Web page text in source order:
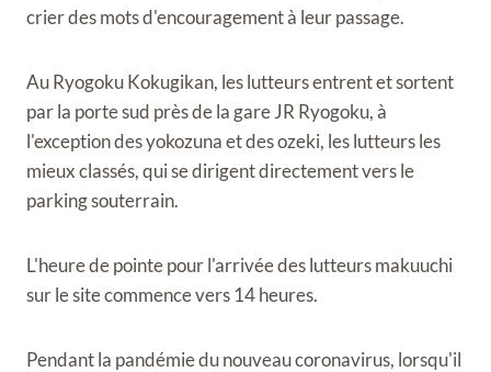
crier des mots d'encouragement à leur passage.
Au Ryogoku Kokugikan, les lutteurs entrent et sortent
par la porte sud près de la gare JR Ryogoku, à
l'exception des yokozuna et des ozeki, les lutteurs les
mieux classés, qui se dirigent directement vers le
parking souterrain.
L'heure de pointe pour l'arrivée des lutteurs makuuchi
sur le site commence vers 14 heures.
Pendant la pandémie du nouveau coronavirus, lorsqu'il